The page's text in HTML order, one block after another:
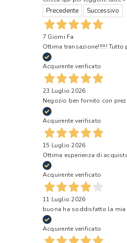
Precedente Successivo
7 Giorni Fa
Ottima transazione!!!!!!
Acquirente verificato
23 Luglio 2026
Negozio ben fornito con
Acquirente verificato
15 Luglio 2026
Ottima esperienza di
Acquirente verificato
11 Luglio 2026
buona ha soddisfatto la mia
Acquirente verificato